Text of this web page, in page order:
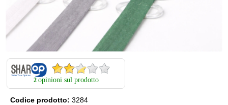
2 opinioni sul prodotto
Codice prodotto: 3284